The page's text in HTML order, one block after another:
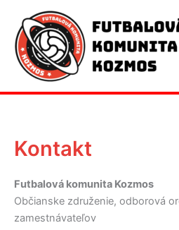
obsah
Kontakt
Futbalová komunita Kozmos
Občianske združenie, odborová
zamestnávateľov